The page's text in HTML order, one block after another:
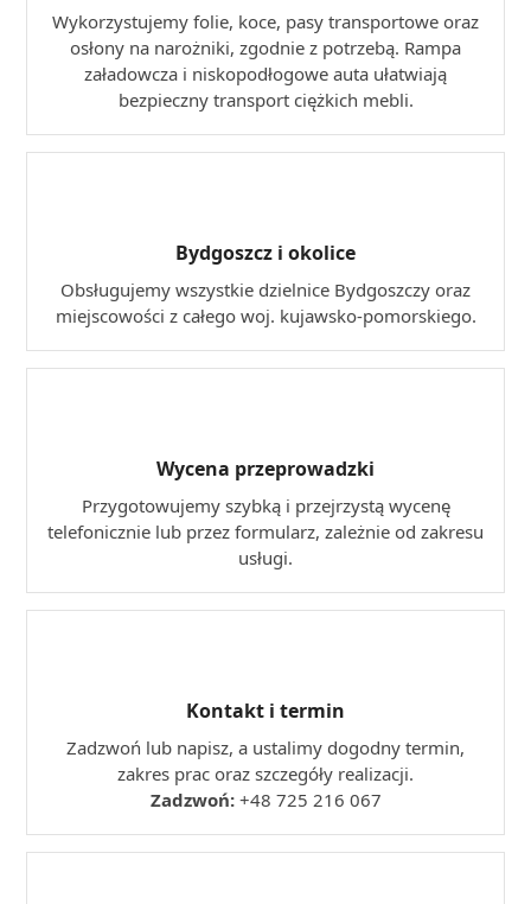
Wykorzystujemy folie, koce, pasy transportowe oraz
osłony na narożniki, zgodnie z potrzebą. Rampa
załadowcza i niskopodłogowe auta ułatwiają
bezpieczny transport ciężkich mebli.
Bydgoszcz i okolice
Obsługujemy wszystkie dzielnice Bydgoszczy oraz
miejscowości z całego woj. kujawsko-pomorskiego.
Wycena przeprowadzki
Przygotowujemy szybką i przejrzystą wycenę
telefonicznie lub przez formularz, zależnie od zakresu
usługi.
Kontakt i termin
Zadzwoń lub napisz, a ustalimy dogodny termin,
zakres prac oraz szczegóły realizacji.
Zadzwoń:+48 725 216 067